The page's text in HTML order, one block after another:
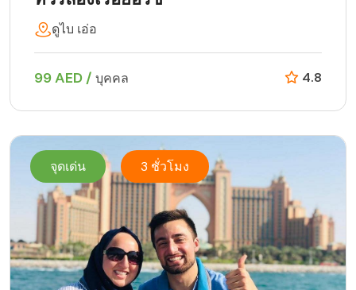
ดูไบ เอ่อ
99 AED / บุคคล 4.8
จุดเด่น 3 ชั่วโมง